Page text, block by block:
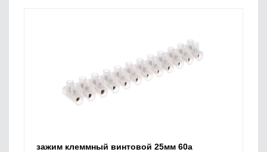
зажим клеммный винтовой 25мм 60а